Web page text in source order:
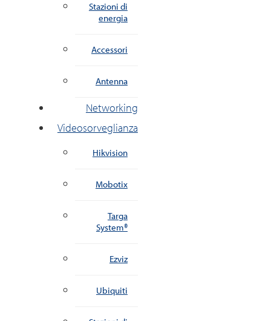
Stazioni di
energia
Accessori
Antenna
Networking
Videosorveglianza
Hikvision
Mobotix
Targa
System®
Ezviz
Ubiquiti